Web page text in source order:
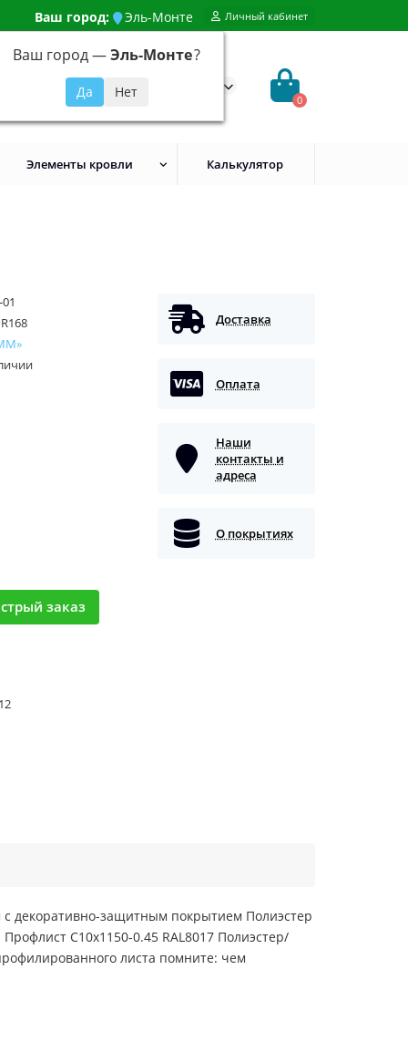
Ваш город: Эль-Монте
Ваш город —Эль-Монте?
Личный кабинет
648-92-94
0
Элементы кровли Калькулятор
заказ
Доставка
Оплата
Наши
контакты и
адреса
О покрытиях
декоративно-защитным покрытием Полиэстер
С10х1150-0.45 RAL8017 Полиэстер/
листа помните: чем